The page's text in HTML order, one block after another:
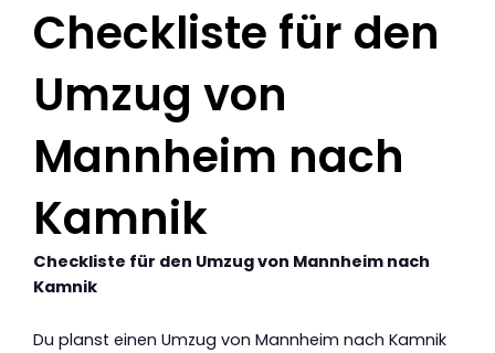
Checkliste für den
Umzug von
Mannheim nach
Kamnik
Checkliste für den Umzug von Mannheim nach
Kamnik
Du planst einen Umzug von Mannheim nach Kamnik